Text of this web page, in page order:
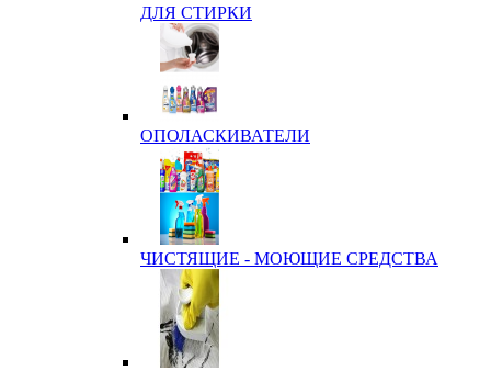
ДЛЯ СТИРКИ
ОПОЛАСКИВАТЕЛИ
ЧИСТЯЩИЕ - МОЮЩИЕ СРЕДСТВА